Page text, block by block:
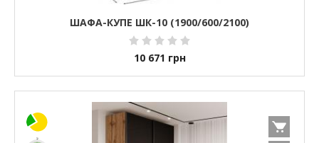
ШАФА-КУПЕ ШК-10 (1900/600/2100)
10 671 грн